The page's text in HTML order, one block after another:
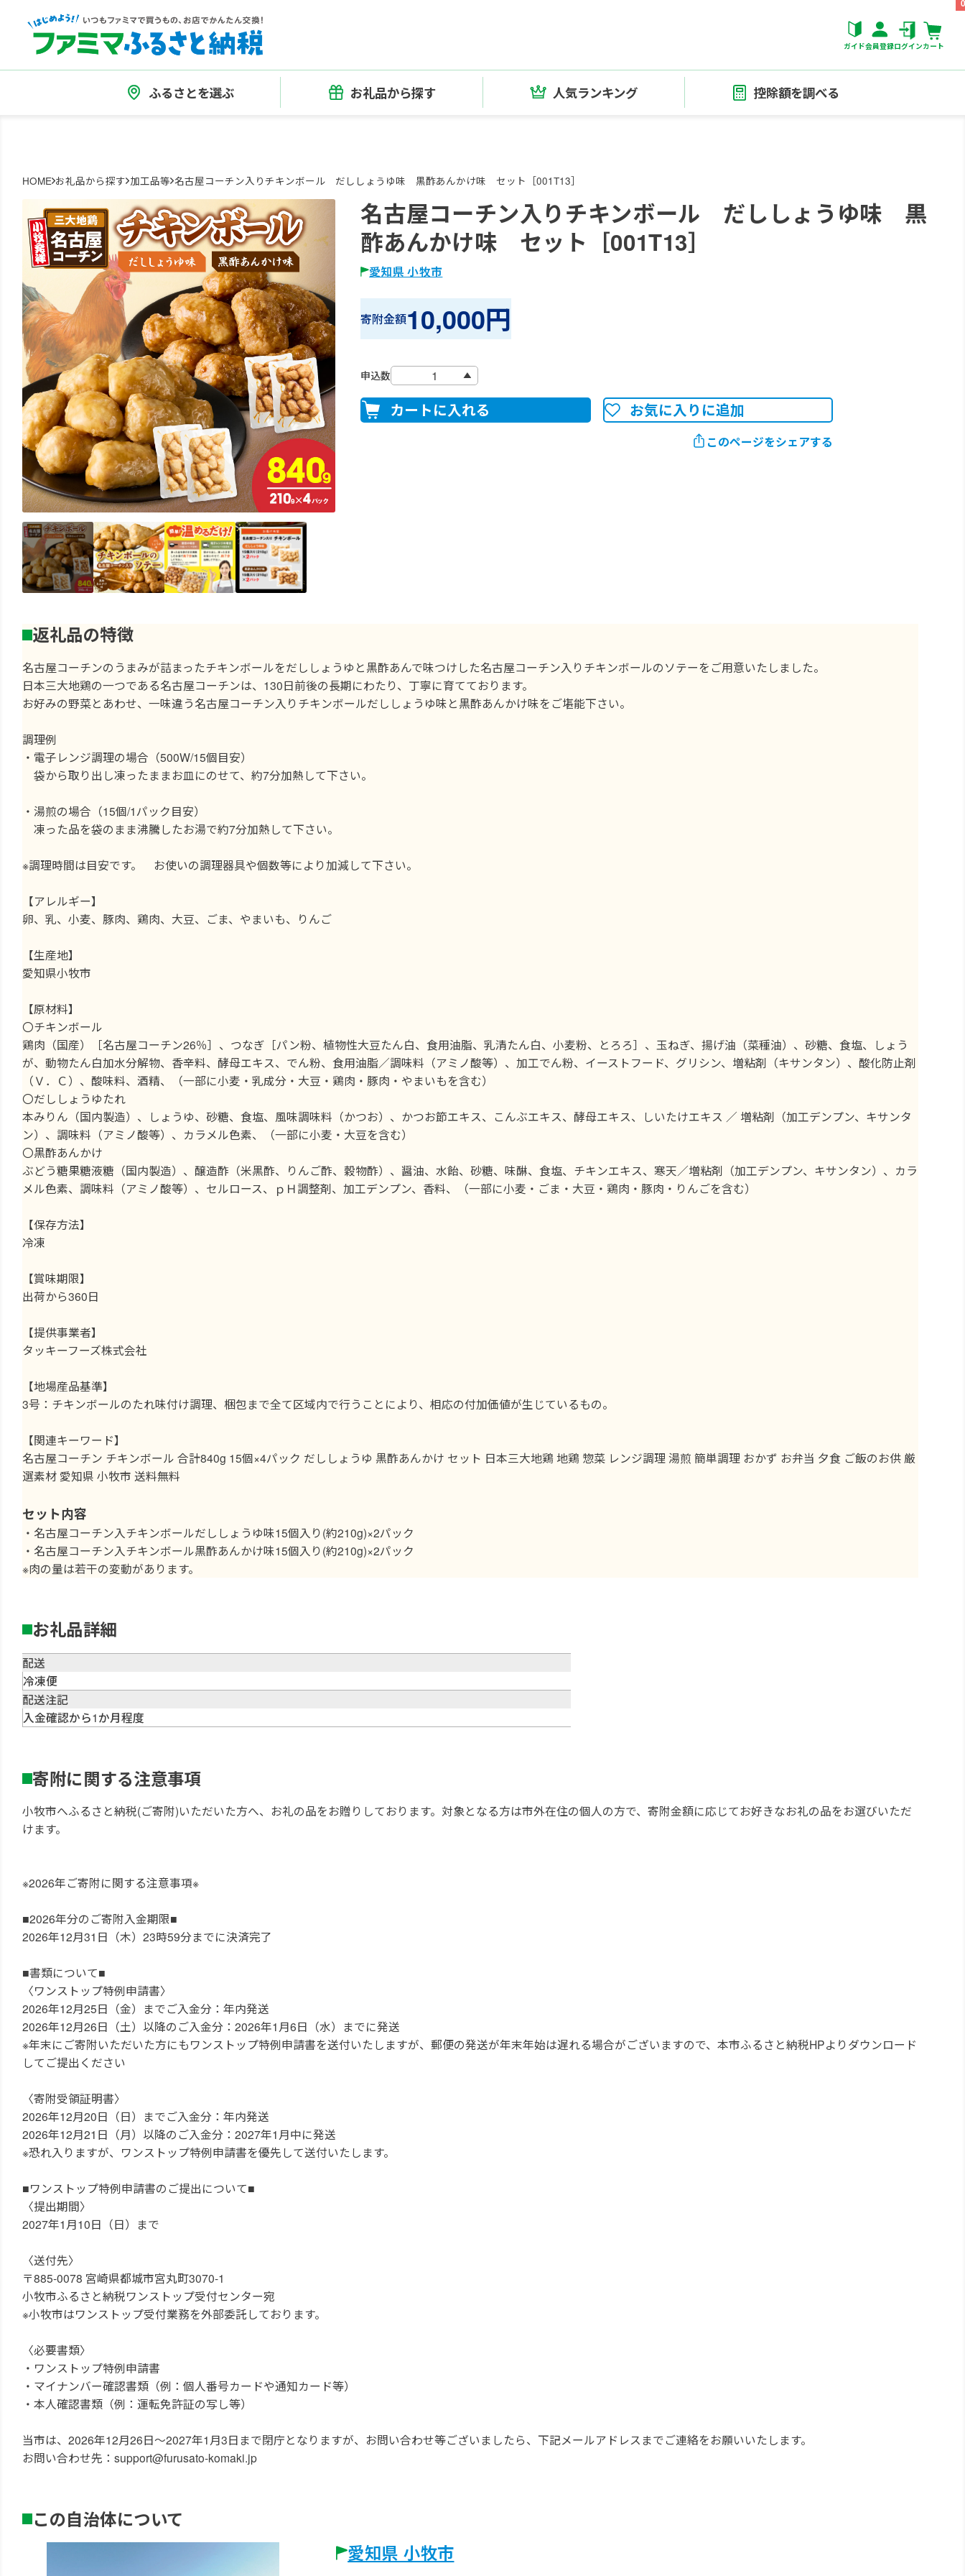
ガイド会員登録ログインカート
ふるさとを選ぶ お礼品から探す 人気ランキング 控除額を調べる
HOME お礼品から探す 加工品等 名古屋コーチン入りチキンボール だししょうゆ味 黒酢あんかけ味 セット［001T13］
名古屋コーチン入りチキンボール だししょうゆ味 黒
酢あんかけ味 セット［001T13］
愛知県 小牧市
寄附金額10,000円
申込数
カートに入れる お気に入りに追加
このページをシェアする
返礼品の特徴
名古屋コーチンのうまみが詰まったチキンボールをだししょうゆと黒酢あんで味つけした名古屋コーチン入りチキンボールのソテーをご用意いたしました。
日本三大地鶏の一つである名古屋コーチンは、130日前後の長期にわたり、丁寧に育てております。
お好みの野菜とあわせ、一味違う名古屋コーチン入りチキンボールだししょうゆ味と黒酢あんかけ味をご堪能下さい。
調理例
・電子レンジ調理の場合（500W/15個目安）
袋から取り出し凍ったままお皿にのせて、約7分加熱して下さい。
・湯煎の場合（15個/1パック目安）
凍った品を袋のまま沸騰したお湯で約7分加熱して下さい。
※調理時間は目安です。 お使いの調理器具や個数等により加減して下さい。
【アレルギー】
卵、乳、小麦、豚肉、鶏肉、大豆、ごま、やまいも、りんご
【生産地】
愛知県小牧市
【原材料】
〇チキンボール
鶏肉（国産）［名古屋コーチン26％］、つなぎ［パン粉、植物性大豆たん白、食用油脂、乳清たん白、小麦粉、とろろ］、玉ねぎ、揚げ油（菜種油）、砂糖、食塩、しょう
が、動物たん白加水分解物、香辛料、酵母エキス、でん粉、食用油脂／調味料（アミノ酸等）、加工でん粉、イーストフード、グリシン、増粘剤（キサンタン）、酸化防止剤
（Ｖ．Ｃ）、酸味料、酒精、（一部に小麦・乳成分・大豆・鶏肉・豚肉・やまいもを含む）
〇だししょうゆたれ
本みりん（国内製造）、しょうゆ、砂糖、食塩、風味調味料（かつお）、かつお節エキス、こんぶエキス、酵母エキス、しいたけエキス ／ 増粘剤（加工デンプン、キサンタ
ン）、調味料（アミノ酸等）、カラメル色素、（一部に小麦・大豆を含む）
〇黒酢あんかけ
ぶどう糖果糖液糖（国内製造）、醸造酢（米黒酢、りんご酢、穀物酢）、醤油、水飴、砂糖、味醂、食塩、チキンエキス、寒天／増粘剤（加工デンプン、キサンタン）、カラ
メル色素、調味料（アミノ酸等）、セルロース、ｐＨ調整剤、加工デンプン、香料、（一部に小麦・ごま・大豆・鶏肉・豚肉・りんごを含む）
【保存方法】
冷凍
【賞味期限】
出荷から360日
【提供事業者】
タッキーフーズ株式会社
【地場産品基準】
3号：チキンボールのたれ味付け調理、梱包まで全て区域内で行うことにより、相応の付加価値が生じているもの。
【関連キーワード】
名古屋コーチン チキンボール 合計840g 15個×4パック だししょうゆ 黒酢あんかけ セット 日本三大地鶏 地鶏 惣菜 レンジ調理 湯煎 簡単調理 おかず お弁当 夕食 ご飯のお供 厳
選素材 愛知県 小牧市 送料無料
セット内容
・名古屋コーチン入チキンボールだししょうゆ味15個入り(約210g)×2パック
・名古屋コーチン入チキンボール黒酢あんかけ味15個入り(約210g)×2パック
※肉の量は若干の変動があります。
お礼品詳細
配送
冷凍便
配送注記
入金確認から1か月程度
寄附に関する注意事項
小牧市へふるさと納税(ご寄附)いただいた方へ、お礼の品をお贈りしております。対象となる方は市外在住の個人の方で、寄附金額に応じてお好きなお礼の品をお選びいただ
けます。
※2026年ご寄附に関する注意事項※
■2026年分のご寄附入金期限■
2026年12月31日（木）23時59分までに決済完了
■書類について■
〈ワンストップ特例申請書〉
2026年12月25日（金）までご入金分：年内発送
2026年12月26日（土）以降のご入金分：2026年1月6日（水）までに発送
※年末にご寄附いただいた方にもワンストップ特例申請書を送付いたしますが、郵便の発送が年末年始は遅れる場合がございますので、本市ふるさと納税HPよりダウンロード
してご提出ください
〈寄附受領証明書〉
2026年12月20日（日）までご入金分：年内発送
2026年12月21日（月）以降のご入金分：2027年1月中に発送
※恐れ入りますが、ワンストップ特例申請書を優先して送付いたします。
■ワンストップ特例申請書のご提出について■
〈提出期間〉
2027年1月10日（日）まで
〈送付先〉
〒885-0078 宮崎県都城市宮丸町3070-1
小牧市ふるさと納税ワンストップ受付センター宛
※小牧市はワンストップ受付業務を外部委託しております。
〈必要書類〉
・ワンストップ特例申請書
・マイナンバー確認書類（例：個人番号カードや通知カード等）
・本人確認書類（例：運転免許証の写し等）
当市は、2026年12月26日～2027年1月3日まで閉庁となりますが、お問い合わせ等ございましたら、下記メールアドレスまでご連絡をお願いいたします。
お問い合わせ先：support@furusato-komaki.jp
この自治体について
愛知県 小牧市